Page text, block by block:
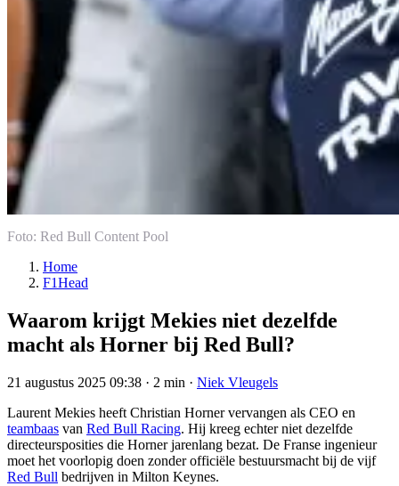
Foto: Red Bull Content Pool
Home
F1Head
Waarom krijgt Mekies niet dezelfde
macht als Horner bij Red Bull?
21 augustus 2025 09:38 · 2 min · Niek Vleugels
Laurent Mekies heeft Christian Horner vervangen als CEO en
teambaas van Red Bull Racing. Hij kreeg echter niet dezelfde
directeursposities die Horner jarenlang bezat. De Franse ingenieur
moet het voorlopig doen zonder officiële bestuursmacht bij de vijf
Red Bull bedrijven in Milton Keynes.